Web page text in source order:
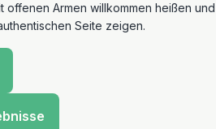
offenen Armen willkommen heißen und
Seite zeigen.